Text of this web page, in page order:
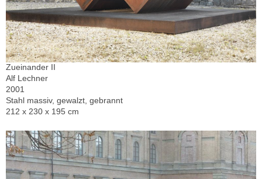
Zueinander II
Alf Lechner
2001
Stahl massiv, gewalzt, gebrannt
212 x 230 x 195 cm